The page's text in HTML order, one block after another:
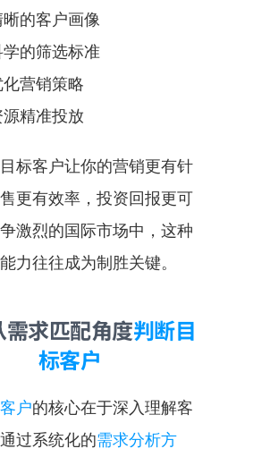
的客户画像
的筛选标准
营销策略
精准投放
标客户让你的营销更有针
更有效率，投资回报更可
激烈的国际市场中，这种
力往往成为制胜关键。
需求匹配角度判断目
标客户
户的核心在于深入理解客
过系统化的需求分析方